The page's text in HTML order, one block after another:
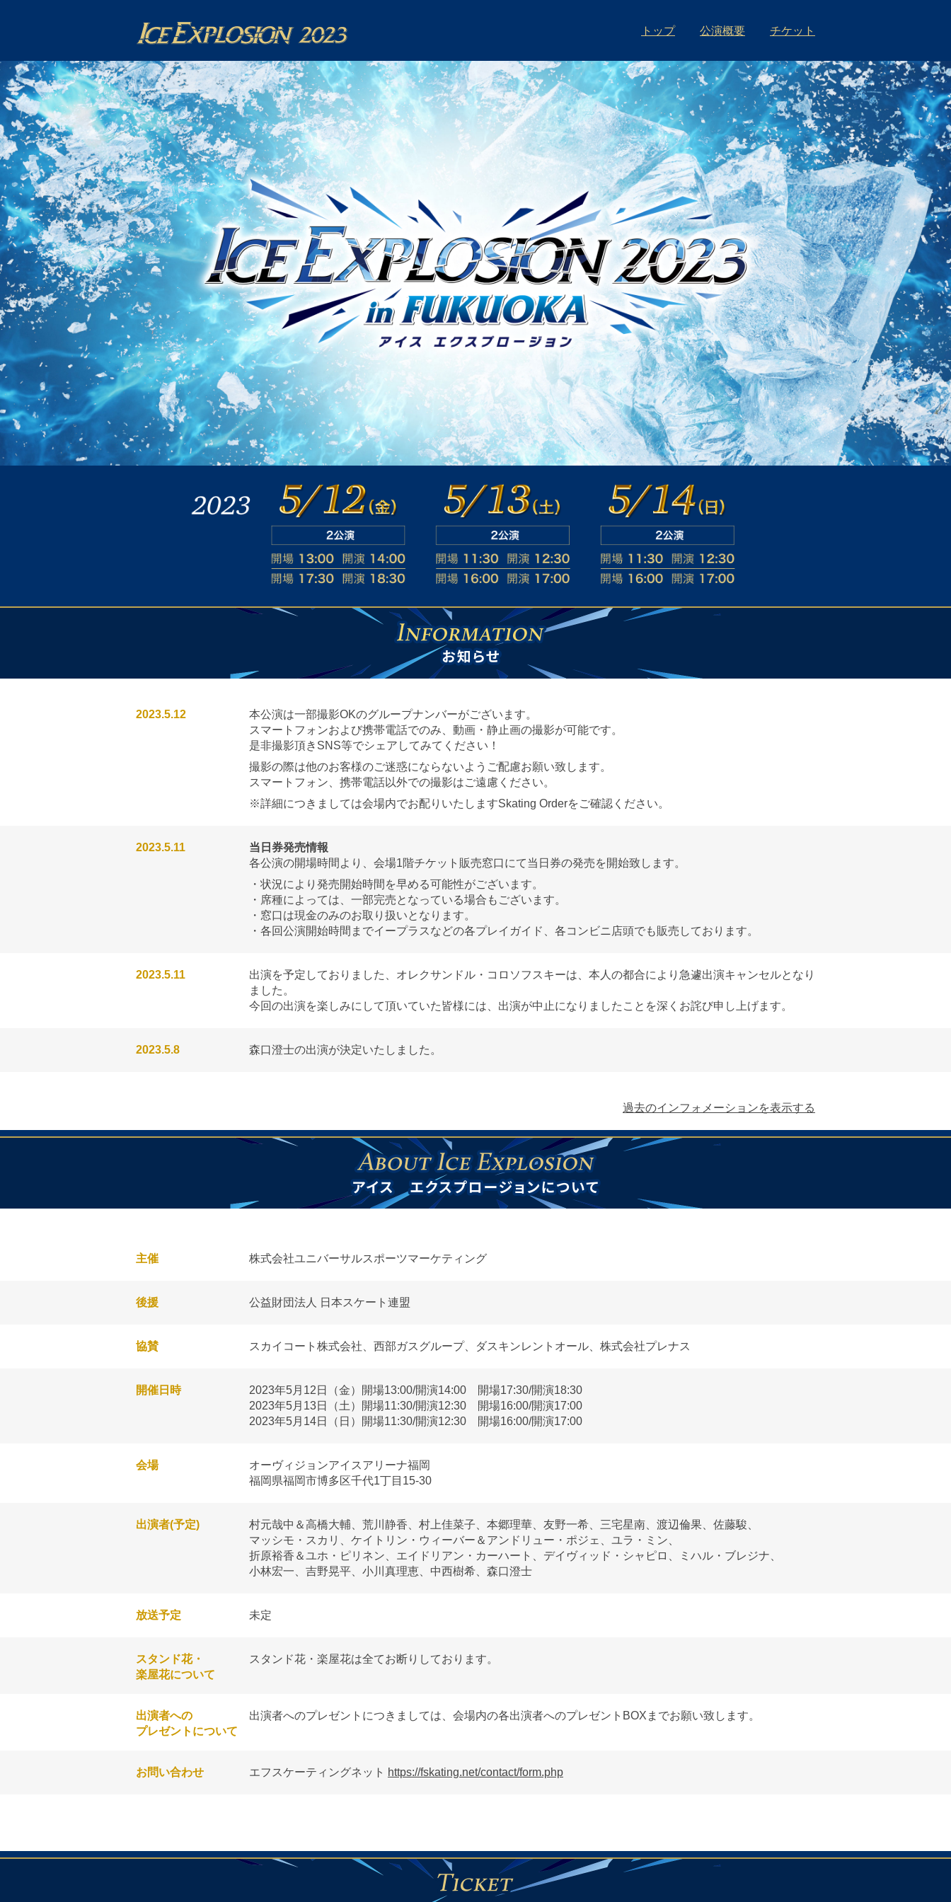
トップ 公演概要 チケット
2023.5.12
本公演は一部撮影OKのグループナンバーがございます。
スマートフォンおよび携帯電話でのみ、動画・静止画の撮影が可能です。
是非撮影頂きSNS等でシェアしてみてください！
撮影の際は他のお客様のご迷惑にならないようご配慮お願い致します。
スマートフォン、携帯電話以外での撮影はご遠慮ください。
※詳細につきましては会場内でお配りいたしますSkating Orderをご確認ください。
2023.5.11
当日券発売情報
各公演の開場時間より、会場1階チケット販売窓口にて当日券の発売を開始致します。
・状況により発売開始時間を早める可能性がございます。
・席種によっては、一部完売となっている場合もございます。
・窓口は現金のみのお取り扱いとなります。
・各回公演開始時間までイープラスなどの各プレイガイド、各コンビニ店頭でも販売しております。
2023.5.11
出演を予定しておりました、オレクサンドル・コロソフスキーは、本人の都合により急遽出演キャンセルとなり
ました。
今回の出演を楽しみにして頂いていた皆様には、出演が中止になりましたことを深くお詫び申し上げます。
2023.5.8 森口澄士の出演が決定いたしました。
過去のインフォメーションを表示する
主催 株式会社ユニバーサルスポーツマーケティング
後援 公益財団法人 日本スケート連盟
協賛 スカイコート株式会社、 西部ガスグループ、 ダスキンレントオール、 株式会社プレナス
開催日時 2023年5月12日（金） 開場13:00/開演14:00
開場17:30/開演18:30
2023年5月13日（土）
開場11:30/開演12:30
開場16:00/開演17:00
2023年5月14日（日）
開場11:30/開演12:30 開場16:00/開演17:00
会場
オーヴィジョンアイスアリーナ福岡
福岡県福岡市博多区千代1丁目15-30
出演者(予定) 村元哉中＆高橋大輔、 荒川静香、 村上佳菜子、 本郷理華、 友野一希、 三宅星南、 渡辺倫果、 佐藤駿、
マッシモ・スカリ、 ケイトリン・ウィーバー＆アンドリュー・ポジェ、 ユラ・ミン、
折原裕香＆ユホ・ピリネン、 エイドリアン・カーハート、 デイヴィッド・シャピロ、
ミハル・ブレジナ、
小林宏一、 吉野晃平、 小川真理恵、 中西樹希、 森口澄士
放送予定 未定
スタンド花・
楽屋花について
スタンド花・楽屋花は全てお断りしております。
出演者への
プレゼントについて
出演者へのプレゼントにつきましては、会場内の各出演者へのプレゼントBOXまでお願い致します。
お問い合わせ エフスケーティングネット https://fskating.net/contact/form.php